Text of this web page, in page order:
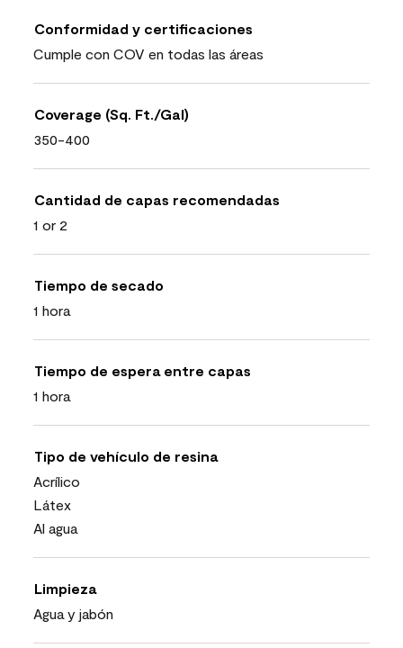
Conformidad y certificaciones
Cumple con COV en todas las áreas
Coverage (Sq. Ft./Gal)
350-400
Cantidad de capas recomendadas
1 or 2
Tiempo de secado
1 hora
Tiempo de espera entre capas
1 hora
Tipo de vehículo de resina
Acrílico
Látex
Al agua
Limpieza
Agua y jabón